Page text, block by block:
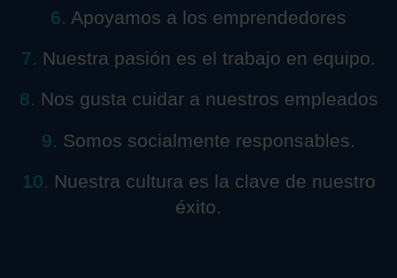
6. Apoyamos a los emprendedores
7. Nuestra pasión es el trabajo en equipo.
8. Nos gusta cuidar a nuestros empleados
9. Somos socialmente responsables.
10. Nuestra cultura es la clave de nuestro
éxito.